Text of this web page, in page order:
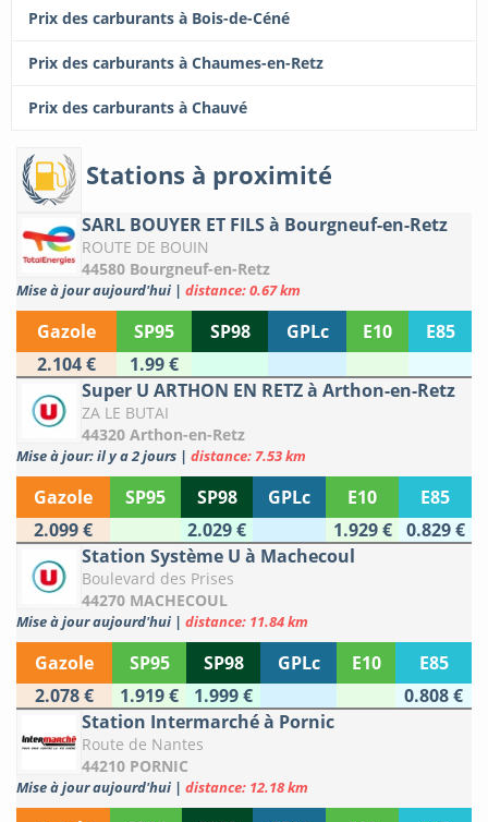
Prix des carburants à Bois-de-Céné
Prix des carburants à Chaumes-en-Retz
Prix des carburants à Chauvé
Stations à proximité
SARL BOUYER ET FILS à Bourgneuf-en-Retz
ROUTE DE BOUIN
44580 Bourgneuf-en-Retz
Mise à jour aujourd'hui | distance: 0.67 km
Gazole SP95 SP98 GPLc E10
E85
2.104 €
1.99 €
Super U ARTHON EN RETZ à Arthon-en-Retz
ZA LE BUTAI
44320 Arthon-en-Retz
Mise à jour: il y a 2 jours | distance: 7.53 km
Gazole SP95 SP98 GPLc E10
E85
2.099 €
2.029 € 1.929 €
0.829 €
Station Système U à Machecoul
Boulevard des Prises
44270 MACHECOUL
Mise à jour aujourd'hui | distance: 11.84 km
Gazole SP95 SP98 GPLc E10
E85
2.078 €
1.919 € 1.999 €
0.808 €
Station Intermarché à Pornic
Route de Nantes
44210 PORNIC
Mise à jour aujourd'hui | distance: 12.18 km